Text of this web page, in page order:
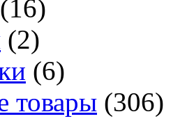
(16)
(2)
(6)
товары (306)